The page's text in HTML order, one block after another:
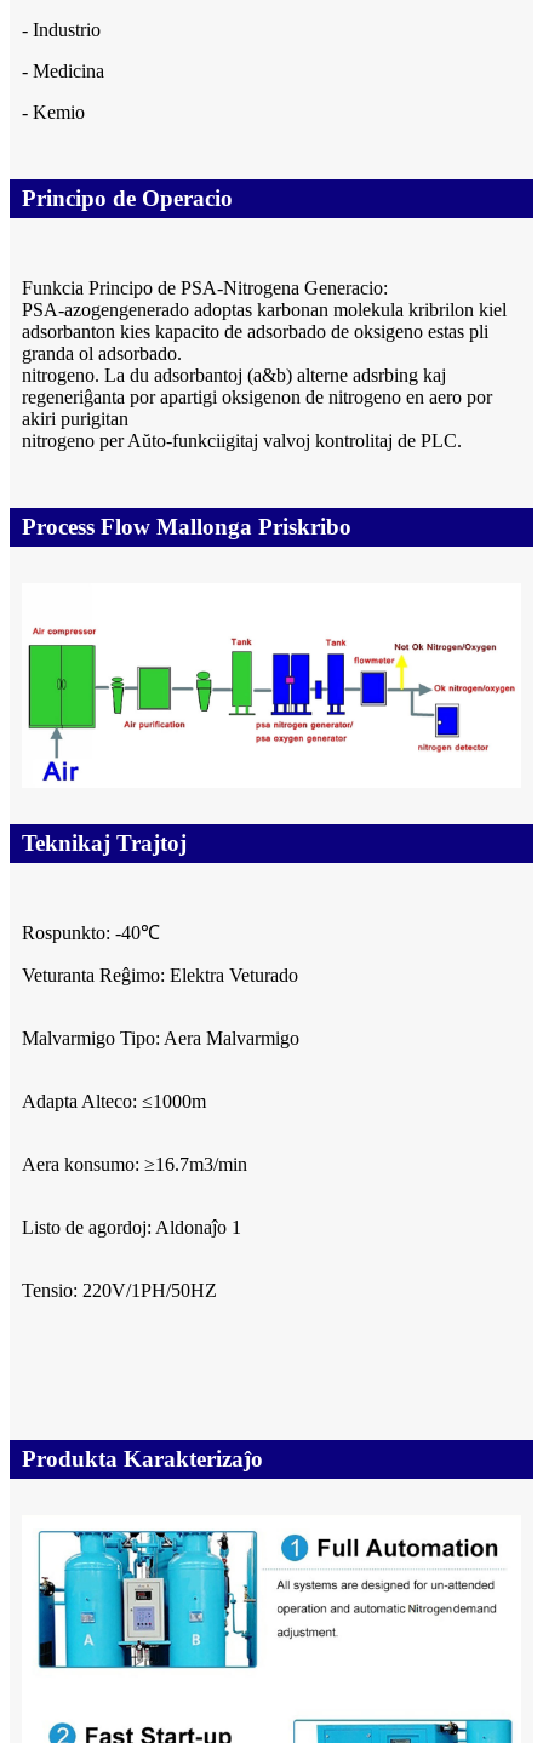
- Industrio
- Medicina
- Kemio
Principo de Operacio
Funkcia Principo de PSA-Nitrogena Generacio:
PSA-azogengenerado adoptas karbonan molekula kribrilon kiel
adsorbanton kies kapacito de adsorbado de oksigeno estas pli
granda ol adsorbado.
nitrogeno. La du adsorbantoj (a&b) alterne adsrbing kaj
regeneriĝanta por apartigi oksigenon de nitrogeno en aero por
akiri purigitan
nitrogeno per Aŭto-funkciigitaj valvoj kontrolitaj de PLC.
Process Flow Mallonga Priskribo
Teknikaj Trajtoj
Rospunkto: -40℃
Veturanta Reĝimo: Elektra Veturado
Malvarmigo Tipo: Aera Malvarmigo
Adapta Alteco: ≤1000m
Aera konsumo: ≥16.7m3/min
Listo de agordoj: Aldonaĵo 1
Tensio: 220V/1PH/50HZ
Produkta Karakterizaĵo